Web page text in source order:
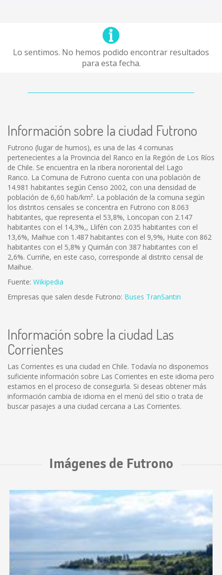
Lo sentimos. No hemos podido encontrar resultados
para esta fecha.
Información sobre la ciudad Futrono
Futrono (lugar de humos), es una de las 4 comunas
pertenecientes a la Provincia del Ranco en la Región de Los Ríos
de Chile. Se encuentra en la ribera nororiental del Lago
Ranco. La Comuna de Futrono cuenta con una población de
14.981 habitantes según Censo 2002, con una densidad de
población de 6,60 hab/km². La población de la comuna según
los distritos censales se concentra en Futrono con 8.063
habitantes, que representa el 53,8%, Loncopan con 2.147
habitantes con el 14,3%,, Llifén con 2.035 habitantes con el
13,6%, Maihue con 1.487 habitantes con el 9,9%, Huite con 862
habitantes con el 5,8% y Quimán con 387 habitantes con el
2,6%. Curriñe, en este caso, corresponde al distrito censal de
Maihue.
Fuente: Wikipedia
Empresas que salen desde Futrono: Buses TranSantin
Información sobre la ciudad Las
Corrientes
Las Corrientes es una ciudad en Chile. Todavía no disponemos
suficiente información sobre Las Corrientes en este idioma pero
estamos en el proceso de conseguirla. Si deseas obtener más
información cambia de idioma en el menú del sitio o trata de
buscar pasajes a una ciudad cercana a Las Corrientes.
Imágenes de Futrono